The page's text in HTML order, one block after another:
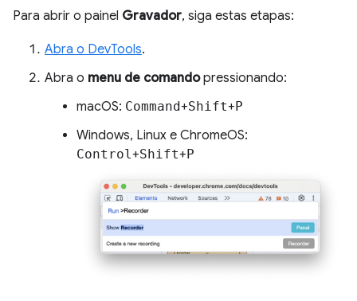
Para abrir o painel Gravador, siga estas etapas:
Abra o DevTools.
Abra o menu de comandopressionando:
macOS: Command+Shift+P
Windows, Linux e ChromeOS:
Control+Shift+P